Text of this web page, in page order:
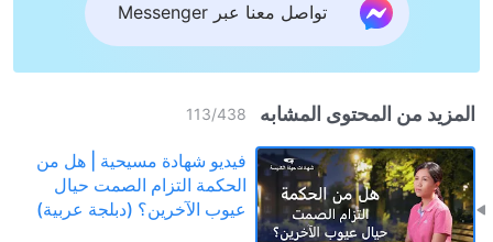
تواصل معنا عبر Messenger
المزيد من المحتوى المشابه 113/438
فيديو شهادة مسيحية | هل من
الحكمة التزام الصمت حيال
عيوب الآخرين؟ (دبلجة عربية)